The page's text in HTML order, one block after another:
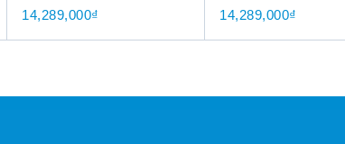
14,289,000₫ 14,289,000₫